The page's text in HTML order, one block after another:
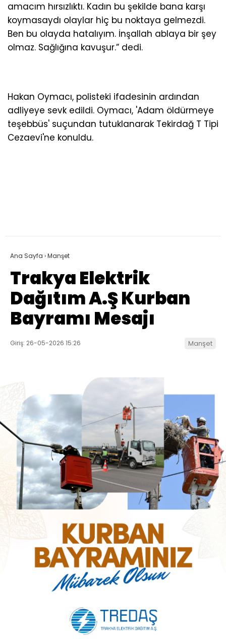
amacım hırsızlıktı. Kadın bu şekilde bana karşı
koymasaydı olaylar hiç bu noktaya gelmezdi.
Ben bu olayda hatalıyım. İnşallah ablaya bir şey
olmaz. Sağlığına kavuşur.” dedi.
Hakan Oymacı, polisteki ifadesinin ardından
adliyeye sevk edildi. Oymacı, 'Adam öldürmeye
teşebbüs' suçundan tutuklanarak Tekirdağ T Tipi
Cezaevi'ne konuldu.
Ana Sayfa ›Manşet
Trakya Elektrik
Dağıtım A.Ş Kurban
Bayramı Mesajı
Giriş: 26-05-2026 15:26 Manşet